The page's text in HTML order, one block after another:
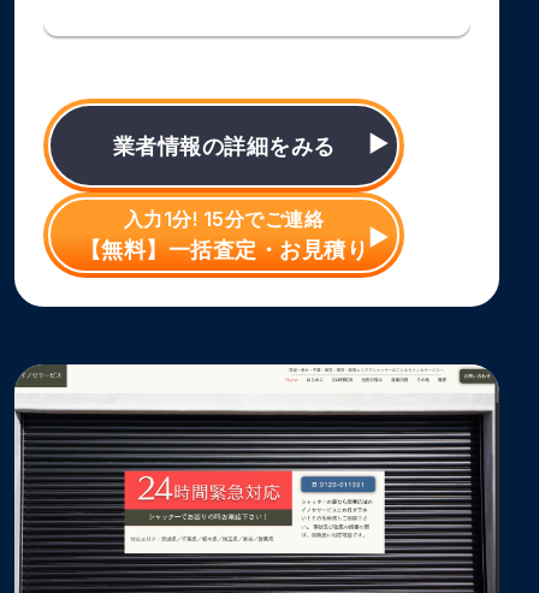
業者情報の詳細をみる
入力1分! 15分でご連絡
【無料】一括査定・お見積り